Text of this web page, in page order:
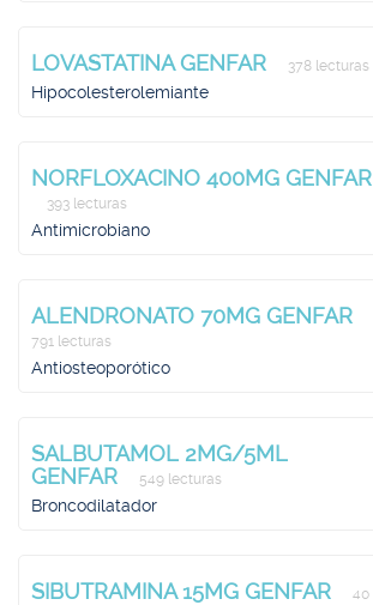
LOVASTATINA GENFAR 378 lecturas
Hipocolesterolemiante
NORFLOXACINO 400MG GENFAR
393 lecturas
Antimicrobiano
ALENDRONATO 70MG GENFAR
791 lecturas
Antiosteoporótico
SALBUTAMOL 2MG/5ML
GENFAR
549 lecturas
Broncodilatador
SIBUTRAMINA 15MG GENFAR
40